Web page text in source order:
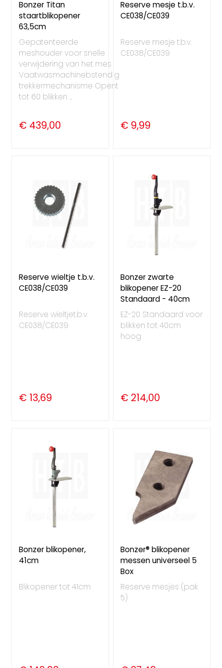
Bonzer Titan
staartblikopener
63,5cm
Gepatenteerde
meshouder voor snelle
verwijdering van het mes
Vaatwasmachinebstendig
trekkermechanisme Opent
tot 60 blikken ...
€ 439,00
Reserve mesje t.b.v.
CE038/CE039
Reserve mesje t.b.v.
CE038/CE039
€ 9,99
Reserve wieltje t.b.v.
CE038/CE039
Reserve wieltjet.b.v.
CE038/CE039
€ 13,69
Bonzer zwarte
blikopener EZ-20
Standaard - 40cm
EZ-20 Standaard voor
blikken tot 40cm
hoog
€ 214,00
Bonzer blikopener,
41cm
Blikopener tot 41cm
Bonzer® blikopener
messen universeel 5
Box
Reserve mesjes (pak
5)